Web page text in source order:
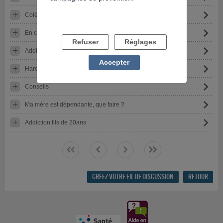
Colère et tristesse
En couple avec une personne addicte
Addiction et mensonges
Harcèlement.
Conseils
Ma mère est dépendante, que faire ?
Addiction fils de 20ans
<< < > >>
CRÉEZ VOTRE FIL DE DISCUSSION RETOUR
Refuser Réglages
Accepter